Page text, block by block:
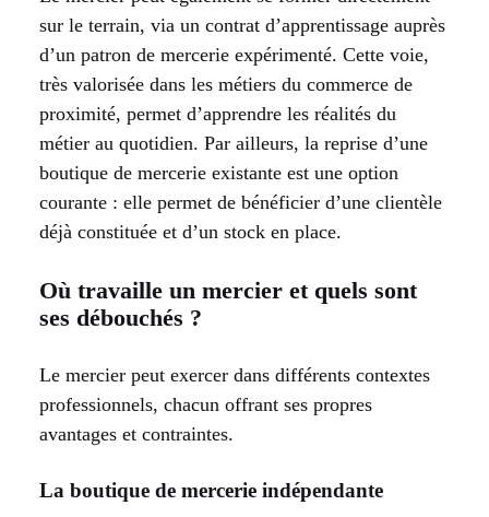
sur le terrain, via un contrat d’apprentissage auprès
d’un patron de mercerie expérimenté. Cette voie,
très valorisée dans les métiers du commerce de
proximité, permet d’apprendre les réalités du
métier au quotidien. Par ailleurs, la reprise d’une
boutique de mercerie existante est une option
courante : elle permet de bénéficier d’une clientèle
déjà constituée et d’un stock en place.
Où travaille un mercier et quels sont
ses débouchés ?
Le mercier peut exercer dans différents contextes
professionnels, chacun offrant ses propres
avantages et contraintes.
La boutique de mercerie indépendante